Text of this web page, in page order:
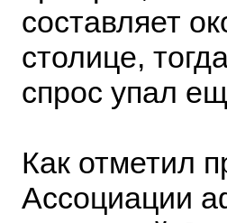
составляет
столице,
спрос упал
Как отметил
Ассоциации